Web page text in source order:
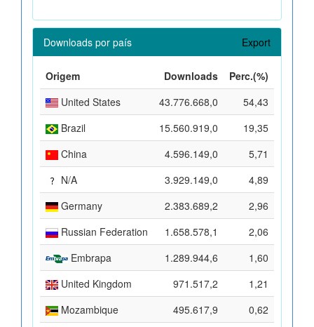
Downloads por país Export
Origem Downloads
Perc.(%)
United States
43.776.668,0
54,43
Brazil
15.560.919,0
19,35
China
4.596.149,0
5,71
N/A
3.929.149,0
4,89
Germany
2.383.689,2
2,96
Russian Federation
1.658.578,1
2,06
Embrapa
1.289.944,6
1,60
United Kingdom
971.517,2
1,21
Mozambique
495.617,9
0,62